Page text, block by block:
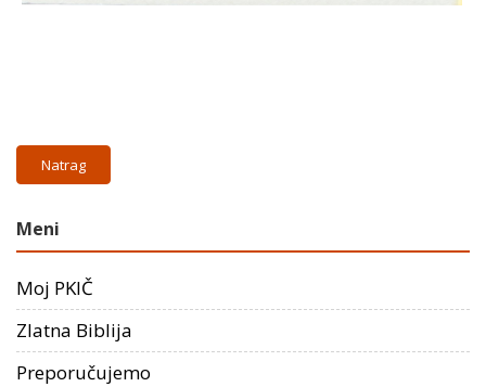
Natrag
Meni
Moj PKIČ
Zlatna Biblija
Preporučujemo